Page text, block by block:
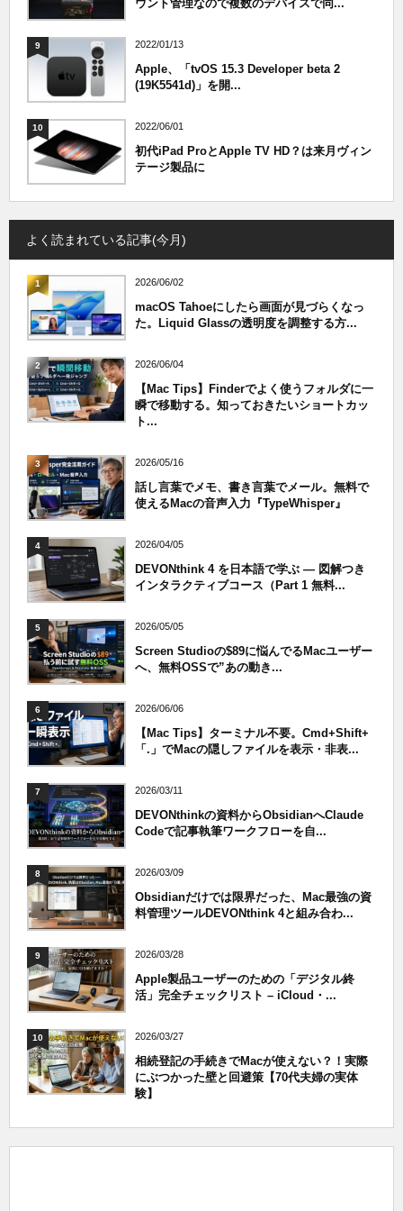
ウント管理なので複数のデバイスで同...
9 2022/01/13
Apple、「tvOS 15.3 Developer beta 2
(19K5541d)」を開...
10 2022/06/01
初代iPad ProとApple TV HD？は来月ヴィン
テージ製品に
よく読まれている記事(今月)
1 2026/06/02
macOS Tahoeにしたら画面が見づらくなっ
た。Liquid Glassの透明度を調整する方...
2 2026/06/04
【Mac Tips】Finderでよく使うフォルダに一
瞬で移動する。知っておきたいショートカッ
ト...
3 2026/05/16
話し言葉でメモ、書き言葉でメール。無料で
使えるMacの音声入力『TypeWhisper』
4 2026/04/05
DEVONthink 4 を日本語で学ぶ — 図解つき
インタラクティブコース（Part 1 無料...
5 2026/05/05
Screen Studioの$89に悩んでるMacユーザー
へ、無料OSSで”あの動き...
6 2026/06/06
【Mac Tips】ターミナル不要。Cmd+Shift+
「.」でMacの隠しファイルを表示・非表...
7 2026/03/11
DEVONthinkの資料からObsidianへClaude
Codeで記事執筆ワークフローを自...
8 2026/03/09
Obsidianだけでは限界だった、Mac最強の資
料管理ツールDEVONthink 4と組み合わ...
9 2026/03/28
Apple製品ユーザーのための「デジタル終
活」完全チェックリスト – iCloud・...
10 2026/03/27
相続登記の手続きでMacが使えない？！実際
にぶつかった壁と回避策【70代夫婦の実体
験】